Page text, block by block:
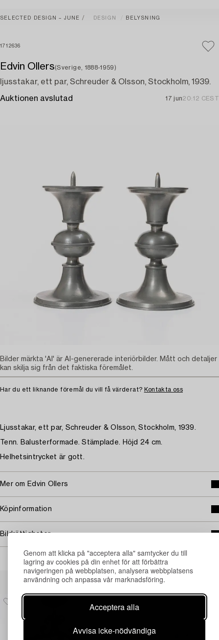
Genom att klicka på "acceptera alla" samtycker du till
lagring av cookies på din enhet för att förbättra
navigeringen på webbplatsen, analysera webbplatsens
användning och anpassa vår marknadsföring.
Acceptera alla
Avvisa icke-nödvändiga
SELECTED DESIGN – JUNE DESIGN BELYSNING
1712636
Edvin Ollers(Sverige, 1888-1959)
ljusstakar, ett par, Schreuder & Olsson, Stockholm, 1939.
Auktionen avslutad 17 jun20:12 CEST
Har du ett liknande föremål du vill få värderat? Kontakta oss
Ljusstakar, ett par, Schreuder & Olsson, Stockholm, 1939.
Tenn. Balusterformade. Stämplade. Höjd 24 cm.
Helhetsintrycket är gott.
Mer om Edvin Ollers
Köpinformation
Bildrättigheter
Bilder märkta 'AI' är AI-genererade interiörbilder. Mått och detaljer
kan skilja sig från det faktiska föremålet.
Andra har även tittat på